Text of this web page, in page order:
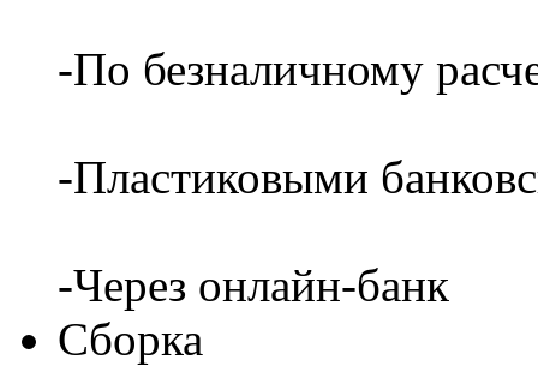
-По безналичному
-Пластиковыми
-Через онлайн-банк
Сборка